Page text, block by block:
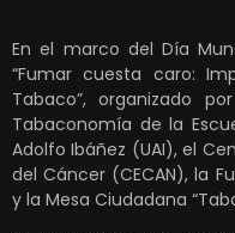
En el marco del Día
“Fumar cuesta caro:
Tabaco”, organizado
Tabaconomía de la
Adolfo Ibáñez (UAI), el
del Cáncer (CECAN), la
y la Mesa Ciudadana